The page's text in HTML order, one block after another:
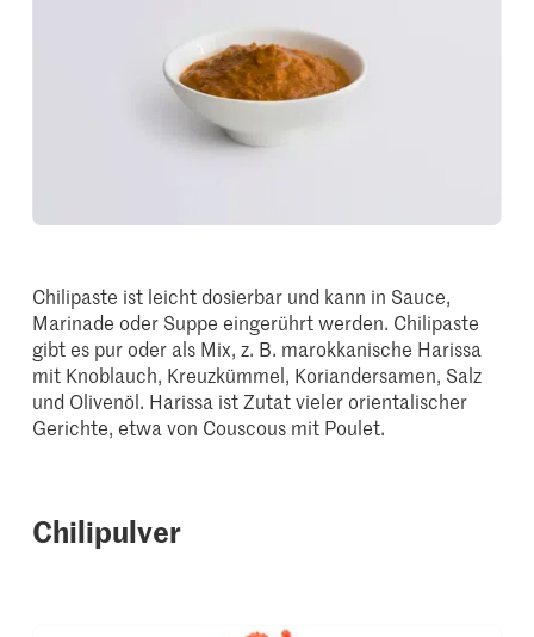
Chilipaste ist leicht dosierbar und kann in Sauce,
Marinade oder Suppe eingerührt werden. Chilipaste
gibt es pur oder als Mix, z. B. marokkanische Harissa
mit Knoblauch, Kreuzkümmel, Koriandersamen, Salz
und Olivenöl. Harissa ist Zutat vieler orientalischer
Gerichte, etwa von Couscous mit Poulet.
Chilipulver